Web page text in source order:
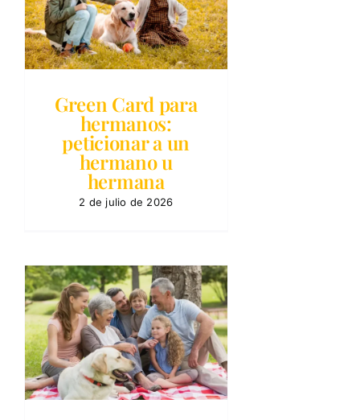
Green Card para
hermanos:
peticionar a un
hermano u
hermana
2 de julio de 2026